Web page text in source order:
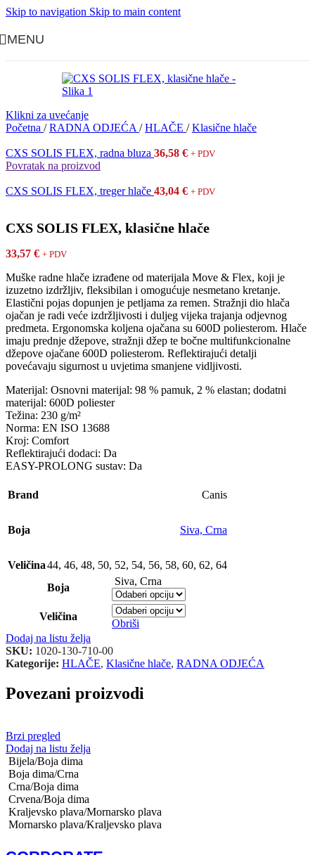
Skip to navigation Skip to main content
MENU
Klikni za uvećanje
Početna / RADNA ODJEĆA / HLAČE / Klasične hlače
CXS SOLIS FLEX, radna bluza 36,58 € + PDV
Povratak na proizvod
CXS SOLIS FLEX, treger hlače 43,04 € + PDV
CXS SOLIS FLEX, klasične hlače
33,57 € + PDV
Muške radne hlače izrađene od materijala Move & Flex, koji je
izuzetno izdržljiv, fleksibilan i omogućuje nesmetano kretanje.
Elastični pojas dopunjen je petljama za remen. Stražnji dio hlača
ojačan je radi veće izdržljivosti i duljeg vijeka trajanja odjevnog
predmeta. Ergonomska koljena ojačana su 600D poliesterom. Hlače
imaju prednje džepove, stražnji džep te bočne multifunkcionalne
džepove ojačane 600D poliesterom. Reflektirajući detalji
povećavaju sigurnost u uvjetima smanjene vidljivosti.
Materijal: Osnovni materijal: 98 % pamuk, 2 % elastan; dodatni
materijal: 600D poliester
Težina: 230 g/m²
Norma: EN ISO 13688
Kroj: Comfort
Reflektirajući dodaci: Da
EASY-PROLONG sustav: Da
Brand Canis
Boja Siva, Crna
Veličina44, 46, 48, 50, 52, 54, 56, 58, 60, 62, 64
Boja
Siva, Crna
Veličina
Obriši
Dodaj na listu želja
SKU: 1020-130-710-00
Kategorije: HLAČE, Klasične hlače, RADNA ODJEĆA
Povezani proizvodi
Brzi pregled
Dodaj na listu želja
Bijela/Boja dima
Boja dima/Crna
Crna/Boja dima
Crvena/Boja dima
Kraljevsko plava/Mornarsko plava
Mornarsko plava/Kraljevsko plava